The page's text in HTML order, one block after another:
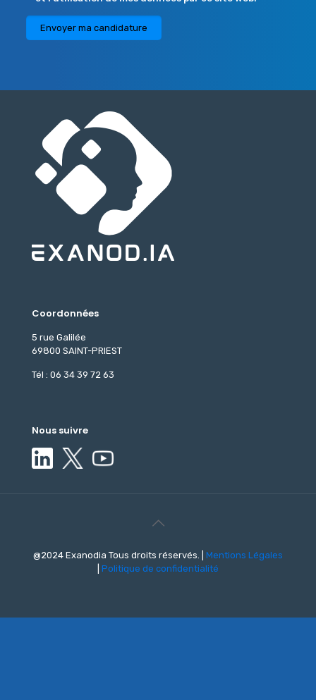
Coordonnées
5 rue Galilée
69800 SAINT-PRIEST
Tél : 06 34 39 72 63
Nous suivre
@2024 Exanodia Tous droits réservés. | Mentions Légales
Politique de confidentialité